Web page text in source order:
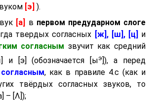
[э] ).
[а] в первом предударном слоге
твердых согласных [ж], [ш], [ц] и
согласным звучит как средний
и [э] (обозначается [ыэ]), а перед
, как в правиле 4.c (как и
твёрдых согласных звуков, то
– [Λ]);